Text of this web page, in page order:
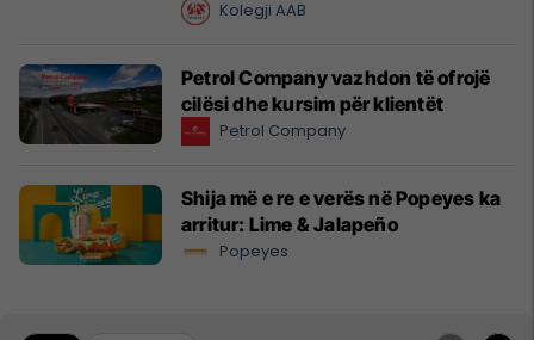
Kolegji AAB
Petrol Company vazhdon të ofrojë
cilësi dhe kursim për klientët
Petrol Company
Shija më e re e verës në Popeyes ka
arritur: Lime & Jalapeño
Popeyes